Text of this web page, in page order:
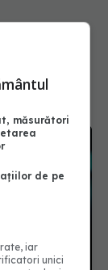
măsurători
de pe
iar
unici